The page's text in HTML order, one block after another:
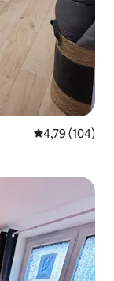
Gemiddelde
4,79 (104)